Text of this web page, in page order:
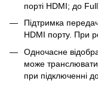
порті HDMI; до
Підтримка
HDMI порту. При
Одночасне
може транслювати
при підключенні